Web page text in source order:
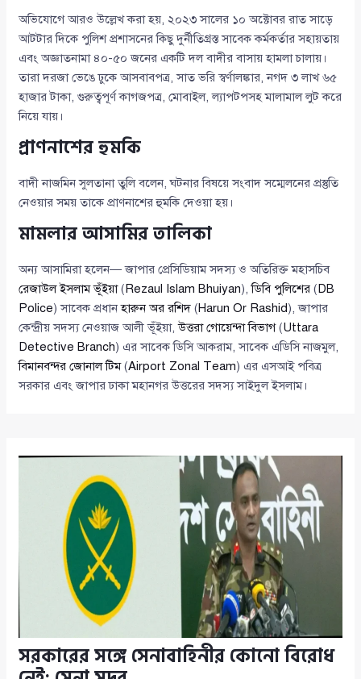
অভিযোগে আরও উল্লেখ করা হয়, ২০২৩ সালের ১০ অক্টোবর রাত সাড়ে
আটটার দিকে পুলিশ প্রশাসনের কিছু দুর্নীতিগ্রস্ত সাবেক কর্মকর্তার সহায়তায়
এবং অজ্ঞাতনামা ৪০-৫০ জনের একটি দল বাদীর বাসায় হামলা চালায়।
তারা দরজা ভেঙে ঢুকে আসবাবপত্র, সাত ভরি স্বর্ণালঙ্কার, নগদ ৩ লাখ ৬৫
হাজার টাকা, গুরুত্বপূর্ণ কাগজপত্র, মোবাইল, ল্যাপটপসহ মালামাল লুট করে
নিয়ে যায়।
প্রাণনাশের হুমকি
বাদী নাজমিন সুলতানা তুলি বলেন, ঘটনার বিষয়ে সংবাদ সম্মেলনের প্রস্তুতি
নেওয়ার সময় তাকে প্রাণনাশের হুমকি দেওয়া হয়।
মামলার আসামির তালিকা
অন্য আসামিরা হলেন— জাপার প্রেসিডিয়াম সদস্য ও অতিরিক্ত মহাসচিব
রেজাউল ইসলাম ভূঁইয়া( Rezaul Islam Bhuiyan),ডিবি পুলিশের ( DB
Police) সাবেক প্রধানহারুন অর রশিদ (Harun Or Rashid), জাপার
কেন্দ্রীয় সদস্য নেওয়াজ আলী ভূঁইয়া,উত্তরা গোয়েন্দা বিভাগ(Uttara
Detective Branch) এর সাবেক ডিসি আকরাম, সাবেক এডিসি নাজমুল,
বিমানবন্দর জোনাল টিম(Airport Zonal Team) এর এসআই পবিত্র
সরকার এবং জাপার ঢাকা মহানগর উত্তরের সদস্য সাইদুল ইসলাম।
সরকারের সঙ্গে সেনাবাহিনীর কোনো বিরোধ